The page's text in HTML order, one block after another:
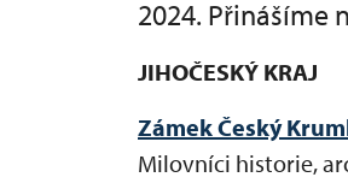
2024. Přinášíme
JIHOČESKÝ KRAJ
Zámek Český
Milovníci historie,